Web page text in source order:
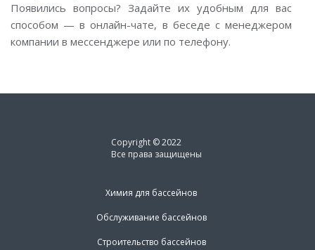
Появились вопросы? Задайте их удобным для вас
способом — в онлайн-чате, в беседе с менеджером
компании в мессенджере или по телефону.
Copyright © 2022
Все права защищены
Химия для бассейнов
Обслуживание бассейнов
Строительство бассейнов